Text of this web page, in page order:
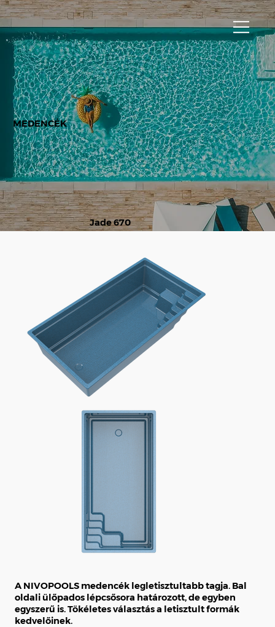
MEDENCÉK
Jade 670
A NIVOPOOLS medencék legletisztultabb tagja. Bal
oldali ülőpados lépcsősora határozott, de egyben
egyszerű is. Tökéletes választás a letisztult formák
kedvelőinek.